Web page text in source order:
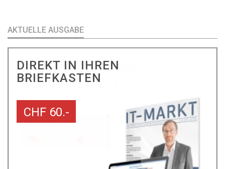
AKTUELLE AUSGABE
DIREKT IN IHREN
BRIEFKASTEN
CHF 60.-